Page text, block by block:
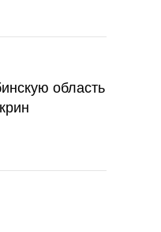
область